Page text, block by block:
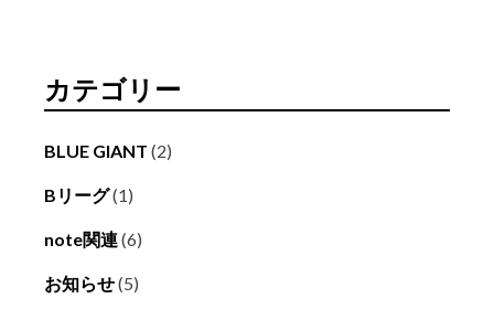
カテゴリー
BLUE GIANT (2)
Bリーグ(1)
note関連(6)
お知らせ(5)